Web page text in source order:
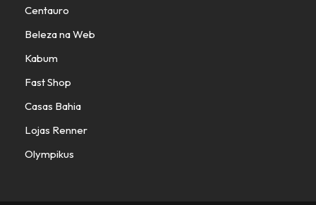
Centauro
Beleza na Web
Kabum
Fast Shop
Casas Bahia
Lojas Renner
Olympikus